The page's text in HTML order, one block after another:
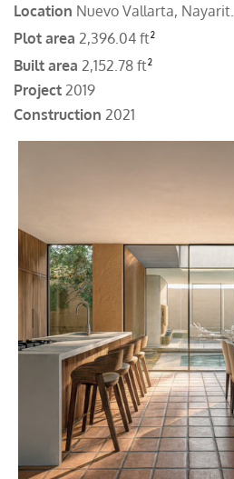
Location Nuevo Vallarta, Nayarit.
Plot area 2,396.04 ft²
Built area 2,152.78 ft²
Project 2019
​Construction 2021